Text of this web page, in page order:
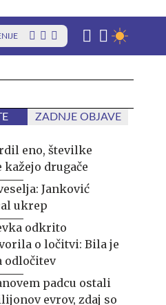
ZADNJE OBJAVE
eno, številke
drugače
Janković
ukrep
odkrito
o ločitvi: Bila je
odločitev
padcu ostali
evrov, zdaj so